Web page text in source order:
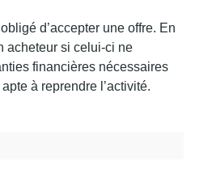
d’accepter une offre. En
acheteur si celui-ci ne
financières nécessaires
à reprendre l’activité.